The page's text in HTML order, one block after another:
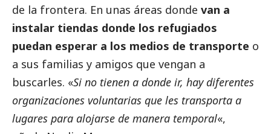
de la frontera. En unas áreas donde van a
instalar tiendas donde los refugiados
puedan esperar a los medios de transporte o
a sus familias y amigos que vengan a
buscarles. «Si no tienen a donde ir, hay diferentes
organizaciones voluntarias que les transporta a
lugares para alojarse de manera temporal«,